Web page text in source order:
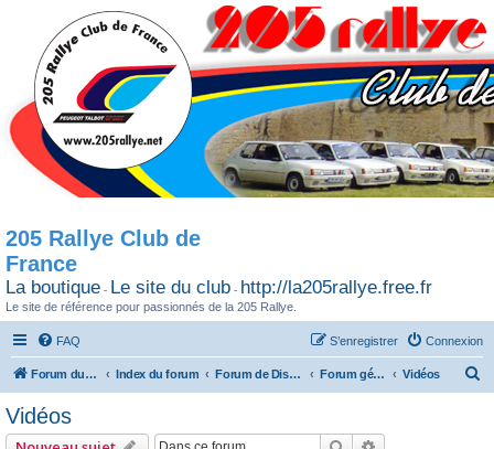
205 Rallye Club de
France
La boutique - Le site du club - http://la205rallye.free.fr
Le site de référence pour passionnés de la 205 Rallye.
FAQ Connexion
S’enregistrer
Forum du 205 Rallye club de France Index du forum Forum de Discussion Forum général Vidéos
Vidéos